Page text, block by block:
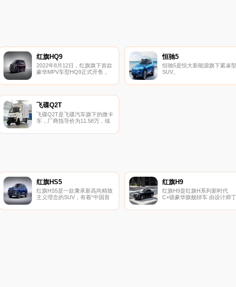
红旗HQ9
2022年8月12日，红旗旗下首款
豪华MPV车型HQ9正式开售，
万元。
恒驰5
恒驰5是恒大新能源旗下紧凑型
SUV。
飞碟Q2T
飞碟Q2T是飞碟汽车旗下的微卡
车，厂商指导价为11.58万，续
红旗HS5
红旗HS5是一款秉承新高尚精致
主义理念的SUV，有着“中国首
红旗H9
红旗H9是红旗H系列新时代
C+级豪华旗舰轿车 由设计师丁
评审 202……